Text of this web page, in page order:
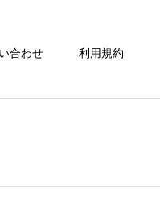
合わせ 利用規約